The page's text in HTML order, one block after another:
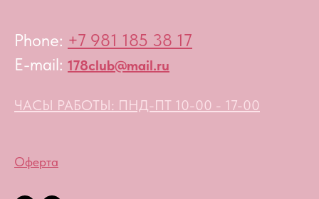
Phone: +7 981 185 38 17
E-mail: 178club@mail.ru
ЧАСЫ РАБОТЫ: ПНД-ПТ 10-00 - 17-00
Оферта